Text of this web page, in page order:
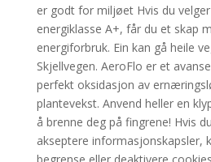
er godt for miljøet Hvis du
energiklasse A+, får du et skap
energiforbruk. Ein kan gå heile
Skjellvegen. AeroFlo er et
perfekt oksidasjon av
plantevekst. Anvend heller en
å brenne deg på fingrene! Hvis
akseptere informasjonskapsler,